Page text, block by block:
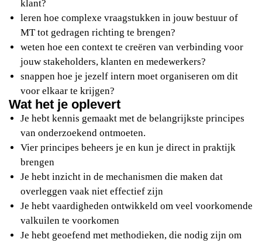
klant?
leren hoe complexe vraagstukken in jouw bestuur of
MT tot gedragen richting te brengen?
weten hoe een context te creëren van verbinding voor
jouw stakeholders, klanten en medewerkers?
snappen hoe je jezelf intern moet organiseren om dit
voor elkaar te krijgen?
Wat het je oplevert
Je hebt kennis gemaakt met de belangrijkste principes
van onderzoekend ontmoeten.
Vier principes beheers je en kun je direct in praktijk
brengen
Je hebt inzicht in de mechanismen die maken dat
overleggen vaak niet effectief zijn
Je hebt vaardigheden ontwikkeld om veel voorkomende
valkuilen te voorkomen
Je hebt geoefend met methodieken, die nodig zijn om